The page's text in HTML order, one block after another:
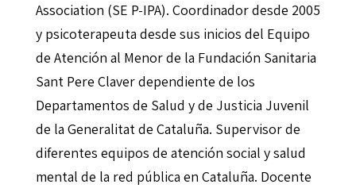
Association (SE P-IPA). Coordinador desde 2005
y psicoterapeuta desde sus inicios del Equipo
de Atención al Menor de la Fundación Sanitaria
Sant Pere Claver dependiente de los
Departamentos de Salud y de Justicia Juvenil
de la Generalitat de Cataluña. Supervisor de
diferentes equipos de atención social y salud
mental de la red pública en Cataluña. Docente